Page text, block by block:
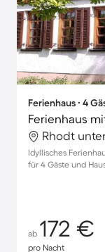
Ferienhaus ∙ 4
Ferienhaus
Idyllisches
für 4 Gäste und
ab 172 €
pro Nacht